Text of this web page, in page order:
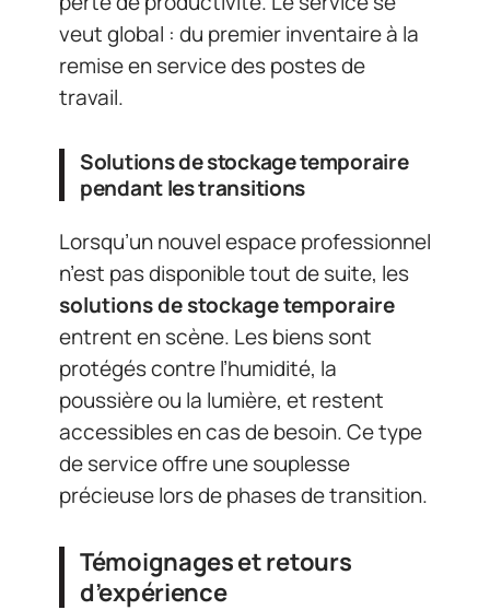
veut global : du premier inventaire à la
remise en service des postes de
travail.
Solutions de stockage temporaire
pendant les transitions
Lorsqu’un nouvel espace professionnel
n’est pas disponible tout de suite, les
solutions de stockage temporaire
entrent en scène. Les biens sont
protégés contre l’humidité, la
poussière ou la lumière, et restent
accessibles en cas de besoin. Ce type
de service offre une souplesse
précieuse lors de phases de transition.
Témoignages et retours
d’expérience